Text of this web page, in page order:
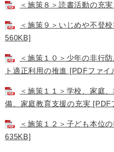
＜施策８＞読書活動の充
＜施策９＞いじめや不登
560KB]
＜施策１０＞少年の非行
ト適正利用の推進 [PDFファイ
＜施策１１＞学校、家庭
備、家庭教育支援の充実 [PDF
＜施策１２＞子ども本位
635KB]